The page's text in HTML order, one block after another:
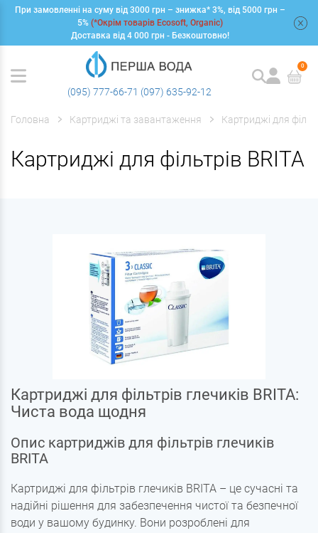
При замовленні на суму від 3000 грн – знижка* 3%, від 5000 грн –
5% (*Окрім товарів Ecosoft, Organic)
Доставка від 4 000 грн - Безкоштовно!
(095) 777-66-71 (097) 635-92-12
0
Головна Картриджі та завантаження Картриджі для
Картриджі для фільтрів BRITA
Картриджі для фільтрів глечиків BRITA:
Чиста вода щодня
Опис картриджів для фільтрів глечиків
BRITA
Картриджі для фільтрів глечиків BRITA – це сучасні та
надійні рішення для забезпечення чистої та безпечної
води у вашому будинку. Вони розроблені для